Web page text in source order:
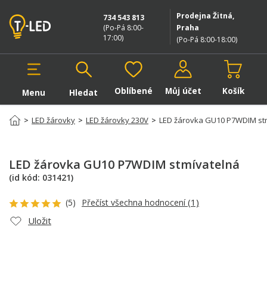
Prodejna Žitná,
Praha
(Po-Pá 8:00-18:00)
734 543 813
(Po-Pá 8:00-
17:00)
Menu Hledat
Hledat v produktech
Oblíbené Můj účet Košík
> LED žárovky > LED žárovky 230V > LED žárovka GU10 P7WDIM
LED žárovka GU10 P7WDIM stmívatelná
(id kód: 031421)
(5) Přečíst všechna hodnocení(1)
Uložit